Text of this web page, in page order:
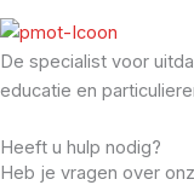
De specialist voor
educatie en
Heeft u hulp nodig?
Heb je vragen over